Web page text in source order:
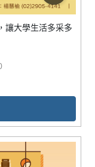
讓大學生活多采多